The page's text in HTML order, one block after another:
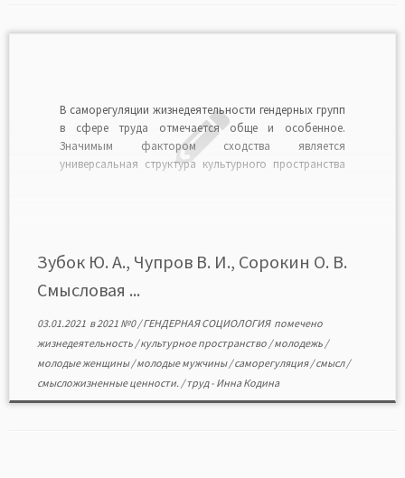
В саморегуляции жизнедеятельности гендерных групп
в сфере труда отмечается обще и особенное.
Значимым фактором сходства является
универсальная структура культурного пространства
степени отражается в формировании
смысложизненных ценностей, влияние которых
проявляется в […]
Зубок Ю. А., Чупров В. И., Сорокин О. В.
Смысловая ...
03.01.2021в2021 №0/ГЕНДЕРНАЯ СОЦИОЛОГИЯ помечено
жизнедеятельность /культурное пространство /молодежь /
молодые женщины/молодые мужчины/саморегуляция/смысл/
смысложизненные ценности. /труд- Инна Кодина